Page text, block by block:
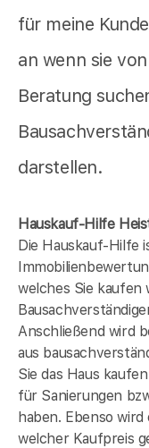
für meine
an wenn sie
Beratung
darstellen.
Hauskauf-Hilfe
Die Hauskauf-Hilfe
welches Sie kaufen
Anschließend wird
aus
Sie das Haus
für Sanierungen
haben. Ebenso
welcher Kaufpreis